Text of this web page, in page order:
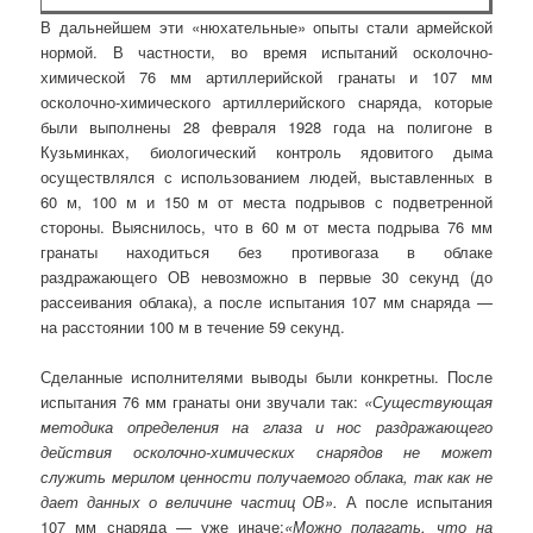
В дальнейшем эти «нюхательные» опыты стали армейской
нормой. В частности, во время испытаний осколочно-
химической 76 мм артиллерийской гранаты и 107 мм
осколочно-химического артиллерийского снаряда, которые
были выполнены 28 февраля 1928 года на полигоне в
Кузьминках, биологический контроль ядовитого дыма
осуществлялся с использованием людей, выставленных в
60 м, 100 м и 150 м от места подрывов с подветренной
стороны. Выяснилось, что в 60 м от места подрыва 76 мм
гранаты находиться без противогаза в облаке
раздражающего ОВ невозможно в первые 30 секунд (до
рассеивания облака), а после испытания 107 мм снаряда —
на расстоянии 100 м в течение 59 секунд.
Сделанные исполнителями выводы были конкретны. После
испытания 76 мм гранаты они звучали так: «Существующая
методика определения на глаза и нос раздражающего
действия осколочно-химических снарядов не может
служить мерилом ценности получаемого облака, так как не
дает данных о величине частиц ОВ».А после испытания
107 мм снаряда — уже иначе:«Можно полагать, что на